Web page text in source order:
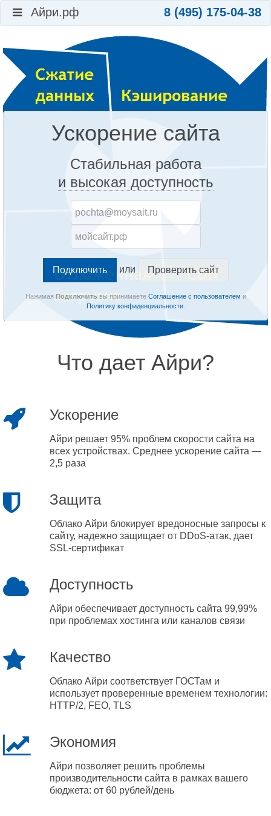
Айри.рф 8 (495) 175-04-38
Ускорение сайта
Стабильная работа
и высокая доступность
или Проверить сайт
Нажимая Подключитьвы принимаете Соглашение с пользователем и
Политику конфиденциальности.
Что дает Айри?
Ускорение
Айри решает 95% проблем скорости сайта на
всех устройствах. Среднее ускорение сайта —
2,5 раза
Защита
Облако Айри блокирует вредоносные запросы к
сайту, надежно защищает от DDoS-атак, дает
SSL-сертификат
Доступность
Айри обеспечивает доступность сайта 99,99%
при проблемах хостинга или каналов связи
Качество
Облако Айри соответствует ГОСТам и
использует проверенные временем технологии:
HTTP/2, FEO, TLS
Экономия
Айри позволяет решить проблемы
производительности сайта в рамках вашего
бюджета: от 60 рублей/день